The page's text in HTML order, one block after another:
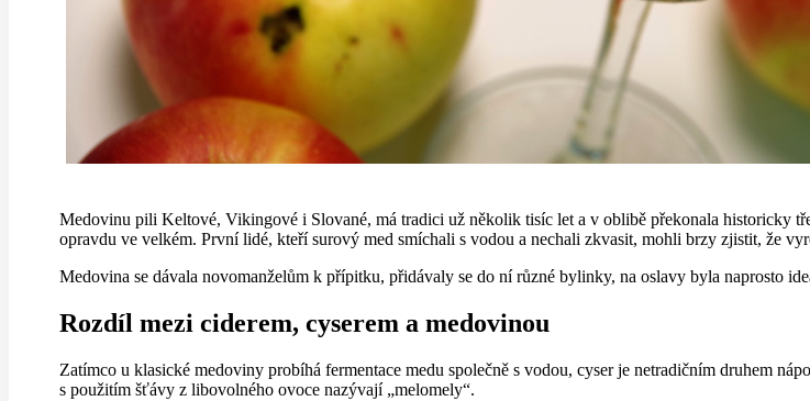
Medovinu pili Keltové, Vikingové i Slované, má tradici už několik tisíc let a v oblibě překonala historicky
opravdu ve velkém. První lidé, kteří surový med smíchali s vodou a nechali zkvasit, mohli brzy zjistit, že
Medovina se dávala novomanželům k přípitku, přidávaly se do ní různé bylinky, na oslavy byla naprosto
Rozdíl mezi ciderem, cyserem a medovinou
Zatímco u klasické medoviny probíhá fermentace medu společně s vodou, cyser je netradičním druhem
s použitím šťávy z libovolného ovoce nazývají „melomely“.